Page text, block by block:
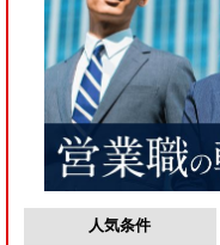
人気条件